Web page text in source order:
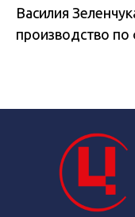
Василия
производство по